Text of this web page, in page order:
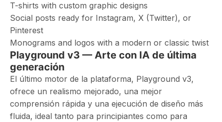
T-shirts with custom graphic designs
Social posts ready for Instagram, X (Twitter), or
Pinterest
Monograms and logos with a modern or classic twist
Playground v3 — Arte con IA de última
generación
El último motor de la plataforma, Playground v3,
ofrece un realismo mejorado, una mejor
comprensión rápida y una ejecución de diseño más
fluida, ideal tanto para principiantes como para